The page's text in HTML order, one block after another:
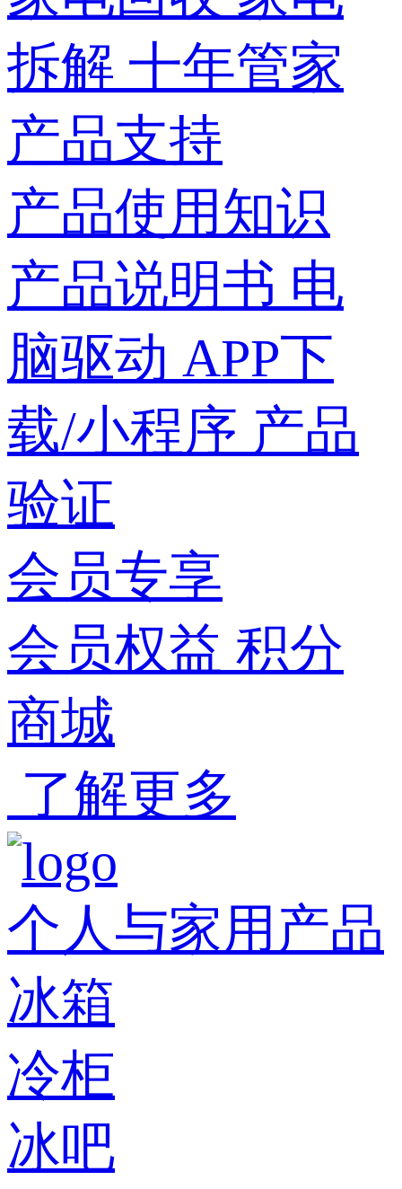
拆解 十年管家
产品支持
产品使用知识
产品说明书 电
脑驱动 APP下
载/小程序 产品
验证
会员专享
会员权益 积分
商城
了解更多
个人与家用产品
冰箱
冷柜
冰吧